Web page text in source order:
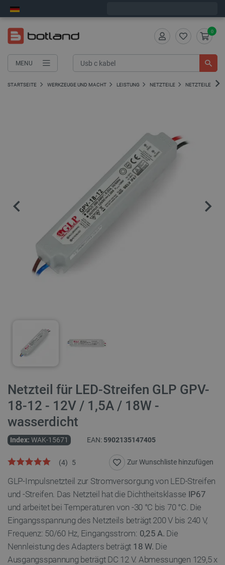
MENU
0
STARTSEITE WERKZEUGE UND MACHT LEISTUNG NETZTEILE NETZTEILE
Netzteil für LED-Streifen GLP GPV-
18-12 - 12V / 1,5A / 18W -
wasserdicht
Index: WAK-15671 EAN: 5902135147405
5
(4) Zur Wunschliste hinzufügen
GLP-Impulsnetzteil zur Stromversorgung von LED-Streifen
und -Streifen. Das Netzteil hat die Dichtheitsklasse IP67
und arbeitet bei Temperaturen von -30 °C bis 70 °C. Die
Eingangsspannung des Netzteils beträgt 200 V bis 240 V,
Frequenz: 50/60 Hz, Eingangsstrom: 0,25 A. Die
Nennleistung des Adapters beträgt 18 W. Die
Ausgangsspannung beträgt DC 12 V. Abmessungen 129,5 x